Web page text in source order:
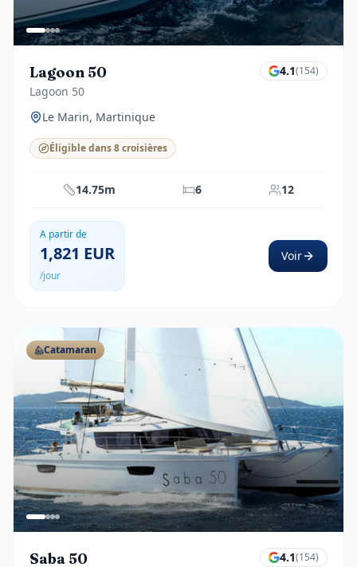
Lagoon 50
Lagoon 50
4.1(154)
Le Marin, Martinique
Éligible dans 8 croisières
14.75m 6 12
A partir de
1,821 EUR
/jour
Voir
Catamaran
Saba 50 4.1(154)